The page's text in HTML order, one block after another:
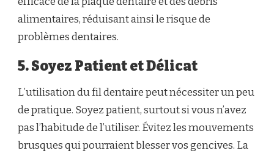
alimentaires, réduisant ainsi le risque de
problèmes dentaires.
5. Soyez Patient et Délicat
L’utilisation du fil dentaire peut nécessiter un peu
de pratique. Soyez patient, surtout si vous n’avez
pas l’habitude de l’utiliser. Évitez les mouvements
brusques qui pourraient blesser vos gencives. La